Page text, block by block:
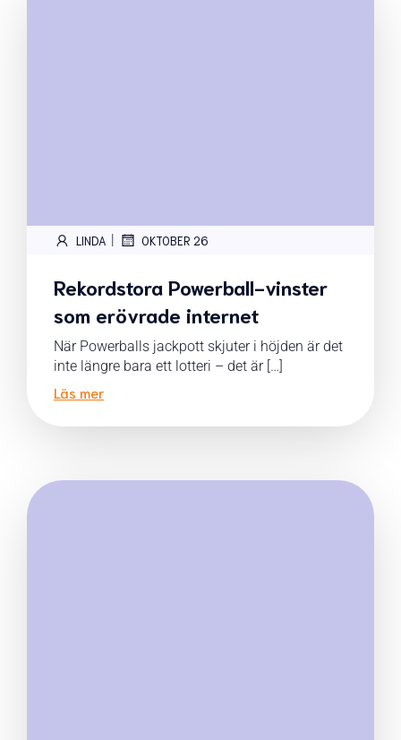
LINDA | OKTOBER 26
Rekordstora Powerball-vinster
som erövrade internet
När Powerballs jackpott skjuter i höjden är det
inte längre bara ett lotteri – det är […]
Läs mer